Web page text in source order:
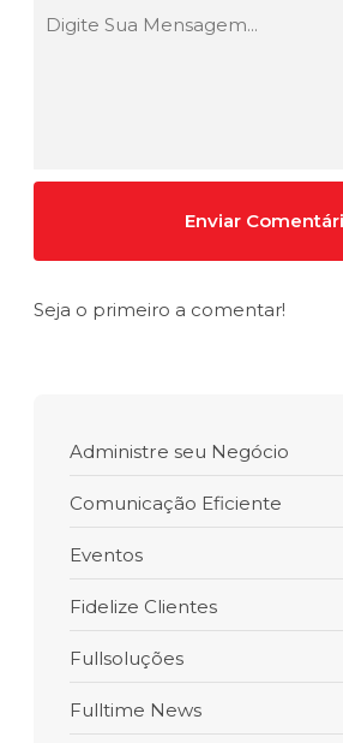
Seja o primeiro a comentar!
Administre seu Negócio
Comunicação Eficiente
Eventos
Fidelize Clientes
Fullsoluções
Fulltime News